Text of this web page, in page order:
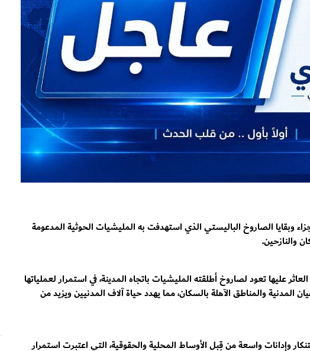
الصاروخ الباليستي الذي استهدفت به المليشيات الحوثية المدعومة
والنازحين.
عليها تعود لصاروخ أطلقته المليشيات باتجاه المدينة، في استمرار لعملياتها
المدنية والمناطق الآهلة بالسكان، مما يهدد حياة آلاف المدنيين ويزيد من
وإدانات واسعة من قِبل الأوساط المحلية والحقوقية، التي اعتبرت استمرار